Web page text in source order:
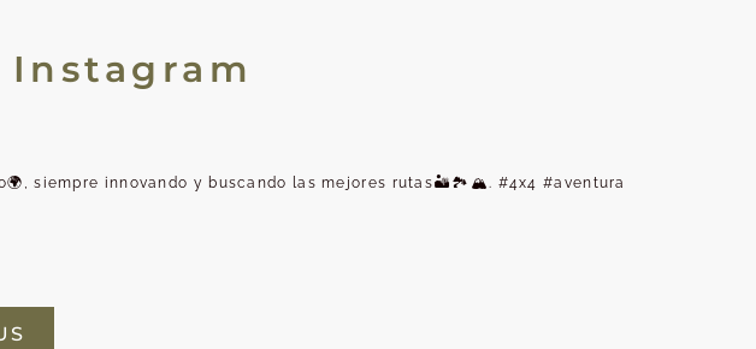
Instagram
siempre innovando y buscando las mejores rutas🏜️🏞️🏔️. #4x4 #aventura